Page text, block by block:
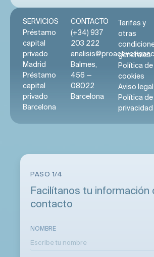
SERVICIOS
Préstamo
capital
privado
Madrid
Préstamo
capital
privado
Barcelona
CONTACTO
(+34) 937
203 222
Balmes,
456 —
08022
Barcelona
Tarifas y
otras
generales
Política de
cookies
Aviso legal
Política de
privacidad
PASO 1/4
Facilítanos tu información
contacto
NOMBRE